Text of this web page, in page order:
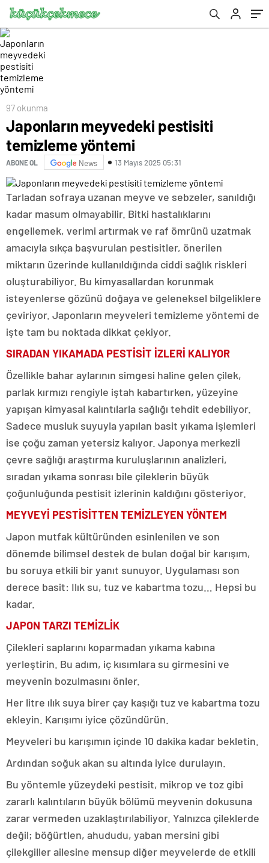
97 okunma
Japonların meyvedeki pestisiti
temizleme yöntemi
ABONE OL News 13 Mayıs 2025 05:31
Tarladan sofraya uzanan meyve ve sebzeler, sanıldığı
kadar masum olmayabilir. Bitki hastalıklarını
engellemek, verimi artırmak ve raf ömrünü uzatmak
amacıyla sıkça başvurulan pestisitler, önerilen
miktarın üzerinde kullanıldığında ciddi sağlık riskleri
oluşturabiliyor. Bu kimyasallardan korunmak
isteyenlerse gözünü doğaya ve geleneksel bilgeliklere
çeviriyor. Japonların meyveleri temizleme yöntemi de
işte tam bu noktada dikkat çekiyor.
SIRADAN YIKAMADA PESTİSİT İZLERİ KALIYOR
Özellikle bahar aylarının simgesi haline gelen çilek,
parlak kırmızı rengiyle iştah kabartırken, yüzeyine
yapışan kimyasal kalıntılarla sağlığı tehdit edebiliyor.
Sadece musluk suyuyla yapılan basit yıkama işlemleri
ise çoğu zaman yetersiz kalıyor. Japonya merkezli
çevre sağlığı araştırma kuruluşlarının analizleri,
sıradan yıkama sonrası bile çileklerin büyük
çoğunluğunda pestisit izlerinin kaldığını gösteriyor.
MEYVEYİ PESTİSİTTEN TEMİZLEYEN YÖNTEM
Japon mutfak kültüründen esinlenilen ve son
dönemde bilimsel destek de bulan doğal bir karışım,
bu soruya etkili bir yanıt sunuyor. Uygulaması son
derece basit: Ilık su, tuz ve kabartma tozu… Hepsi bu
kadar.
JAPON TARZI TEMİZLİK
Çilekleri saplarını koparmadan yıkama kabına
yerleştirin. Bu adım, iç kısımlara su girmesini ve
meyvenin bozulmasını önler.
Her litre ılık suya birer çay kaşığı tuz ve kabartma tozu
ekleyin. Karışımı iyice çözündürün.
Meyveleri bu karışımın içinde 10 dakika kadar bekletin.
Ardından soğuk akan su altında iyice durulayın.
Bu yöntemle yüzeydeki pestisit, mikrop ve toz gibi
zararlı kalıntıların büyük bölümü meyvenin dokusuna
zarar vermeden uzaklaştırılabiliyor. Yalnızca çileklerde
değil; böğürtlen, ahududu, yaban mersini gibi
çilekgiller ailesine mensup diğer meyvelerde de etkili